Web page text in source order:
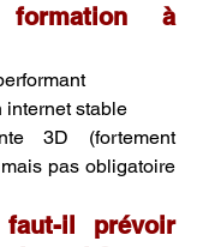
à
internet stable
3D (fortement
pas obligatoire
il prévoir